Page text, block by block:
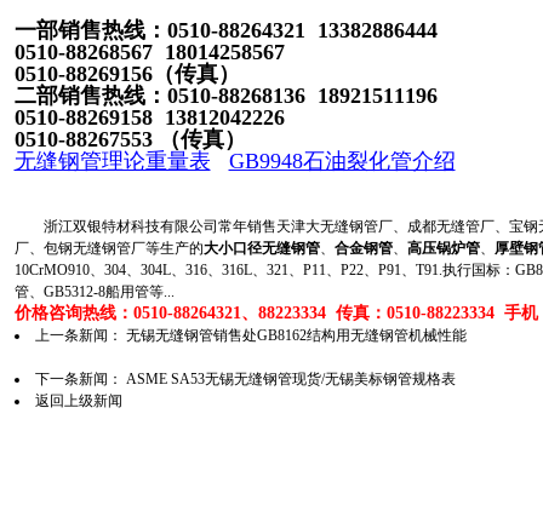
一部销售热线： 0510-88264321 13382886444
0510-88268567 18014258567
0510-88269156（传真）
二部销售热线： 0510-88268136 18921511196
0510-88269158 13812042226
0510-88267553
（传真）
无缝钢管理论重量表
GB9948石油裂化管介绍
浙江双银特材科技有限公司常年销售天津大无缝钢管厂、成都无缝管厂、宝钢
厂、包钢无缝钢管厂等生产的大小口径无缝钢管、 合金钢管、 高压锅炉管、
厚壁钢
10CrMO910、304、304L、316、316L、321、P11、P22、P91、T91.执行国标：
管、GB5312-8船用管等...
价格咨询热线：0510-88264321、88223334 传真：0510-88223334 手机
上一条新闻： 无锡无缝钢管销售处GB8162结构用无缝钢管机械性能
下一条新闻： ASME SA53无锡无缝钢管现货/无锡美标钢管规格表
返回上级新闻